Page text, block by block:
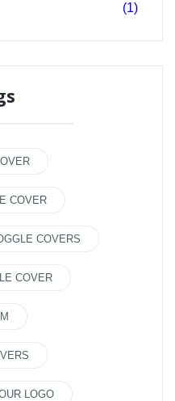
(1)
COVER
COVERS
COVER
LOGO